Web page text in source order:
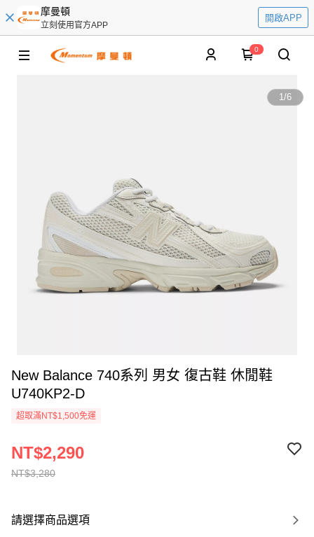
摩曼頓
立刻使用官方APP
開啟APP
0
1/6
New Balance 740系列 男女 復古鞋 休閒鞋
U740KP2-D
超取滿NT$1,500免運
NT$3,280
NT$2,290
請選擇商品選項